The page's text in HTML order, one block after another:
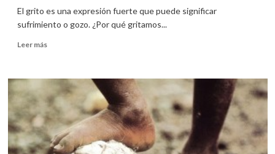
El grito es una expresión fuerte que puede significar
sufrimiento o gozo. ¿Por qué gritamos...
Leer másLeer
Los
México